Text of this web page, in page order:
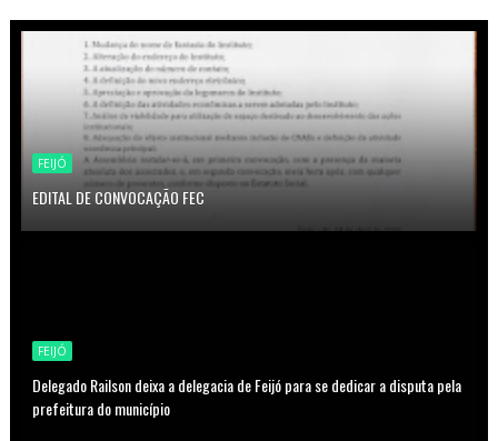
FEIJÓ
EDITAL DE CONVOCAÇÃO FEC
FEIJÓ
Delegado Railson deixa a delegacia de Feijó para se dedicar a disputa pela
prefeitura do município